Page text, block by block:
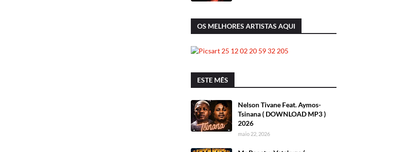
OS MELHORES ARTISTAS AQUI
ESTE MÊS
Nelson Tivane Feat. Aymos-
Tsinana ( DOWNLOAD MP3 )
2026
maio 22, 2026